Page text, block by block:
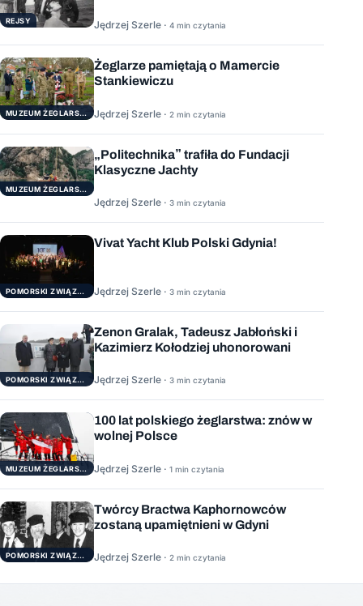
REJSY Jędrzej Szerle · 4 min czytania
MUZEUM ŻEGLARSTWA POMORSKIEGO
Żeglarze pamiętają o Mamercie
Stankiewiczu
Jędrzej Szerle · 2 min czytania
MUZEUM ŻEGLARSTWA POMORSKIEGO
„Politechnika” trafiła do Fundacji
Klasyczne Jachty
Jędrzej Szerle · 3 min czytania
POMORSKI ZWIĄZEK ŻEGLARSKI
Vivat Yacht Klub Polski Gdynia!
Jędrzej Szerle · 3 min czytania
POMORSKI ZWIĄZEK ŻEGLARSKI
Zenon Gralak, Tadeusz Jabłoński i
Kazimierz Kołodziej uhonorowani
Jędrzej Szerle · 3 min czytania
MUZEUM ŻEGLARSTWA POMORSKIEGO
100 lat polskiego żeglarstwa: znów w
wolnej Polsce
Jędrzej Szerle · 1 min czytania
POMORSKI ZWIĄZEK ŻEGLARSKI
Twórcy Bractwa Kaphornowców
zostaną upamiętnieni w Gdyni
Jędrzej Szerle · 2 min czytania